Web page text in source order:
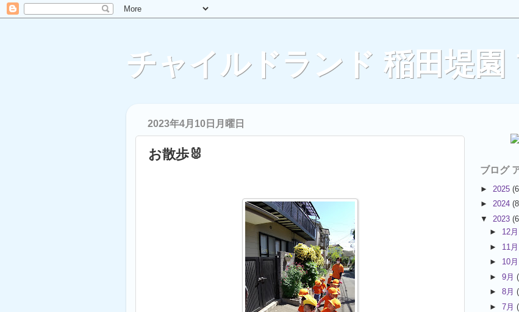
チャイルドランド 稲田堤園
2023年4月10日月曜日
お散歩🐰
ブログ
► 2025
► 2024
▼ 2023
► 12
► 11
► 10
►9月
►8月
►7月